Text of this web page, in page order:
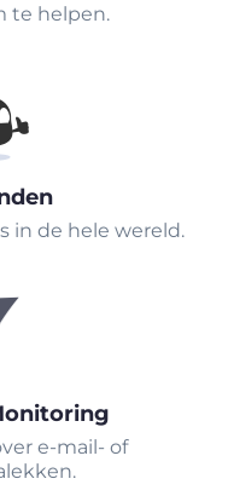
te helpen.
in de hele wereld.
e-mail- of